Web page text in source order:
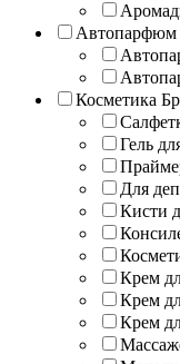
Автопарфюм
Косметика
Гель
Для
Кисти
Крем
Крем
Крем